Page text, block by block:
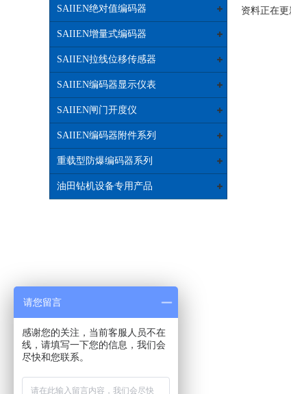
SAIIEN绝对值编码器
SAIIEN增量式编码器
SAIIEN拉线位移传感器
SAIIEN编码器显示仪表
SAIIEN闸门开度仪
SAIIEN编码器附件系列
重载型防爆编码器系列
油田钻机设备专用产品
资料正在
请您留言
感谢您的关注，当前客服人员不在
线，请填写一下您的信息，我们会
尽快和您联系。